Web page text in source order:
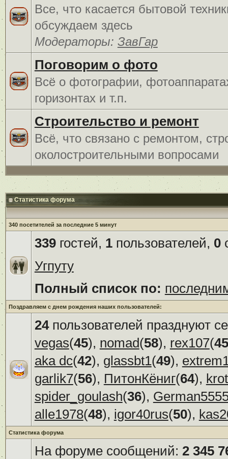
Все, что касается бытовой
обсуждаем здесь
Модераторы: ЗавГар
Поговорим о фото
Всё о фотографии,
горизонтах и т.п.
Строительство и ремонт
Всё, что связано с ремонтом,
околостроительными вопросами
Статистика форума
340 посетителей за последние 5 минут
339гостей, 1пользователей, 0
Угпуту
Полный список по:
Поздравляем с днем рождения наших пользователей:
24пользователей празднуют
vegas(45), nomad(58), rex107(45
aka dc(42), glassbt1(49),
garlik7(56), ПитонКёниг(64),
spider_goulash(36),
alle1978(48), igor40rus(50),
Статистика форума
На форуме сообщений: 2 345